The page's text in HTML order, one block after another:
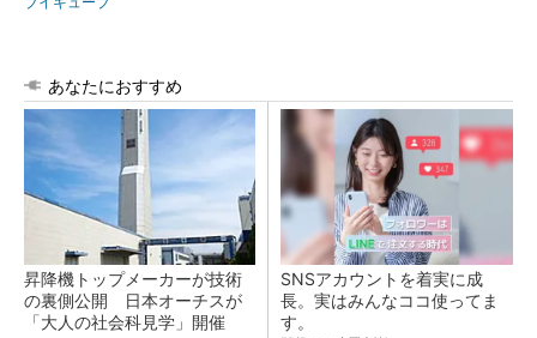
あなたにおすすめ
昇降機トップメーカーが技術
の裏側公開 日本オーチスが
「大人の社会科見学」開催
SNSアカウントを着実に成
長。実はみんなココ使ってま
す。